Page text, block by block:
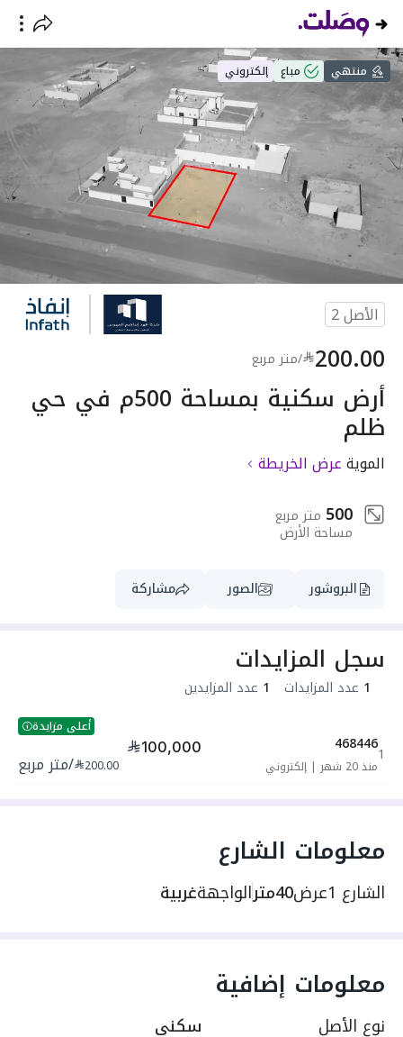
منتهي مباع إلكتروني
الأصل2
200.00
/متر مربع
أرض سكنية بمساحة 500م في حي
ظلم
المويةعرض الخريطة
500 متر مربع
مساحة الأرض
البروشور الصور مشاركة
سجل المزايدات
1 عدد المزايدات 1 عدد المزايدين
أعلى مزايدة
1
468446
منذ 20 شهر | إلكتروني
100,000
200.00
/متر مربع
معلومات الشارع
الشارع 1 عرض40متر الواجهةغربية
معلومات إضافية
نوع الأصل
سكني